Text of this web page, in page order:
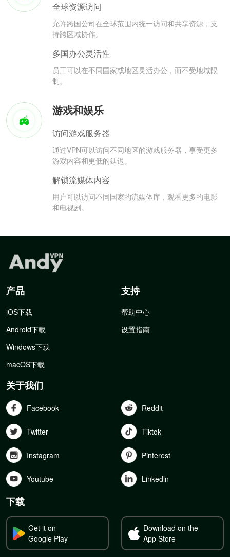
全球资源访问
允许跨国公司在全球范围内统一访问和共享资源，支
持跨区域协作。
多国办公灵活性
员工可以在不同国家或地区灵活办公，而不受地域限
制。
游戏和娱乐
访问游戏服务器
通过VPN可以访问不同地区的游戏服务器，享受更多
游戏内容和更低的延迟。
解锁流媒体内容
用户可以访问不同国家的流媒体库，观看更多的电影
和电视剧。
产品
iOS下载
Android下载
Windows下载
macOS下载
支持
帮助中心
设置指南
关于我们
Facebook Reddit
Twitter Tiktok
Instagram Pinterest
Youtube Linkedln
下载
Get it on
Google Play
Download on the
App Store